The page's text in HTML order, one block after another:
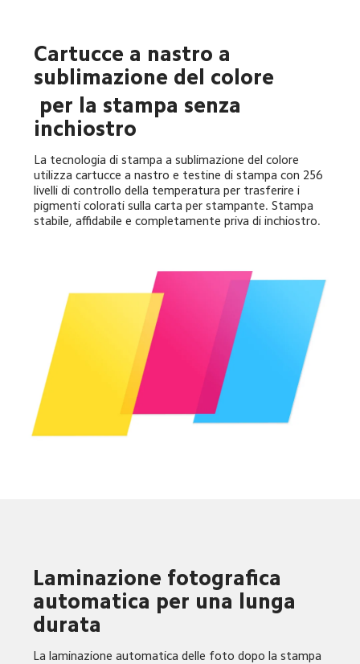
Cartucce a nastro a
sublimazione del colore
inchiostro
La tecnologia di stampa a sublimazione del colore
utilizza cartucce a nastro e testine di stampa con 256
livelli di controllo della temperatura per trasferire i
pigmenti colorati sulla carta per stampante. Stampa
stabile, affidabile e completamente priva di inchiostro.
Laminazione fotografica
automatica per una lunga
durata
La laminazione automatica delle foto dopo la stampa